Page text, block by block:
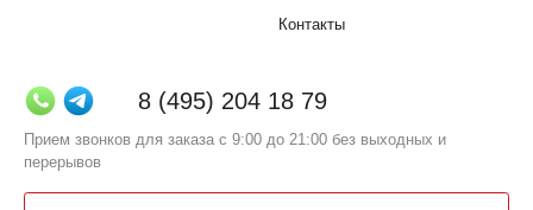
8 (495) 204 18 79
Прием звонков для заказа с 9:00 до 21:00 без выходных и
перерывов
Контакты